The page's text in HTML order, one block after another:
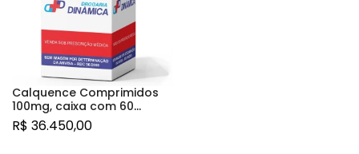
Calquence Comprimidos
100mg, caixa com 60
comprimidos revestidos
R$ 36.450,00